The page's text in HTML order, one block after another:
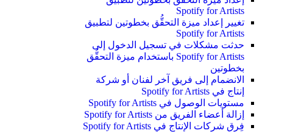
Spotify for Artists
تغيير إعداد ميزة التحقُّق بخطوتين لتطبيق
Spotify for Artists
حدثت مشكلات في تسجيل الدخول إلى
Spotify for Artists باستخدام ميزة التحقُّق
بخطوتين
الانضمام إلى فريق آخر لفنان أو شركة
إنتاج في Spotify for Artists
مستويات الوصول في Spotify for Artists
إزالة أعضاء الفريق من Spotify for Artists
فِرق شركات الإنتاج في Spotify for Artists